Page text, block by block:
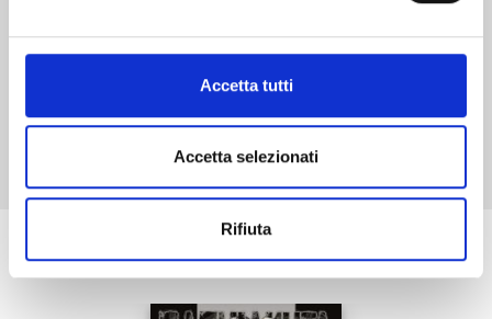
Accetta tutti
Accetta selezionati
Rifiuta
Mostra tutto
Se ti è piaciuto prova anche: